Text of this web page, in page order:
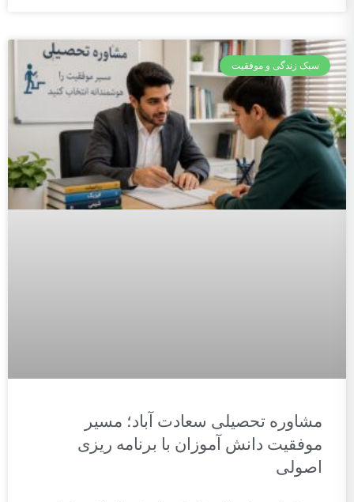
سبک زندگی و موفقیت
مشاوره تحصیلی سعادت آباد؛ مسیر
موفقیت دانش آموزان با برنامه ریزی
اصولی